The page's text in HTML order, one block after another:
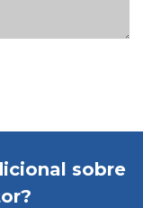
sobre